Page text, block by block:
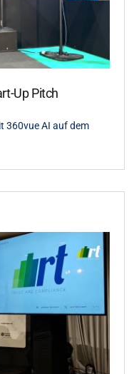
Up Pitch
360vue AI auf dem